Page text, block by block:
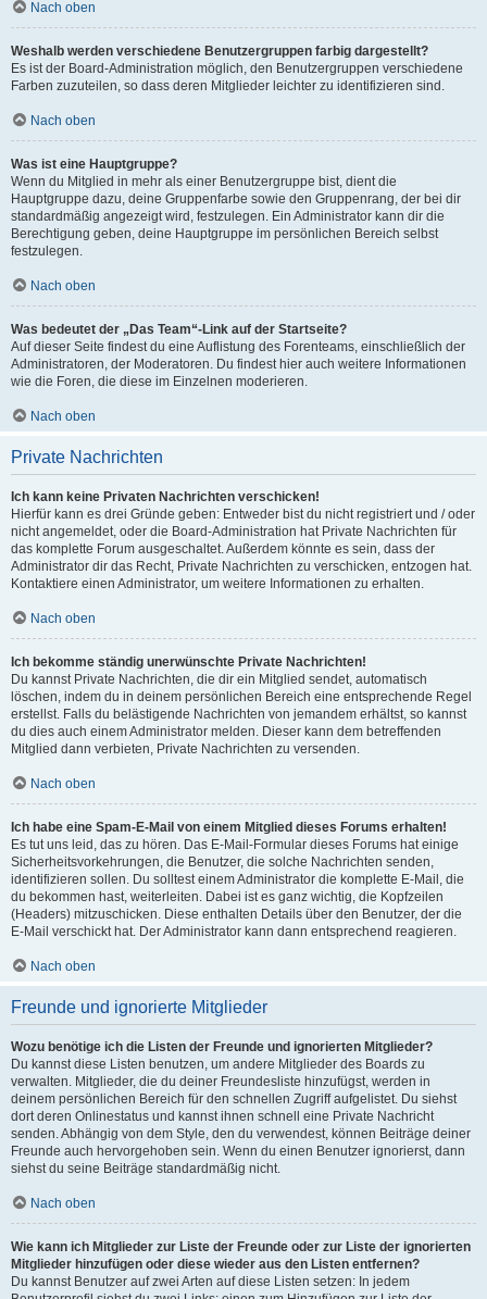
Nach oben
Weshalb werden verschiedene Benutzergruppen farbig dargestellt?
Es ist der Board-Administration möglich, den Benutzergruppen verschiedene
Farben zuzuteilen, so dass deren Mitglieder leichter zu identifizieren sind.
Nach oben
Was ist eine Hauptgruppe?
Wenn du Mitglied in mehr als einer Benutzergruppe bist, dient die
Hauptgruppe dazu, deine Gruppenfarbe sowie den Gruppenrang, der bei dir
standardmäßig angezeigt wird, festzulegen. Ein Administrator kann dir die
Berechtigung geben, deine Hauptgruppe im persönlichen Bereich selbst
festzulegen.
Nach oben
Was bedeutet der „Das Team“-Link auf der Startseite?
Auf dieser Seite findest du eine Auflistung des Forenteams, einschließlich der
Administratoren, der Moderatoren. Du findest hier auch weitere Informationen
wie die Foren, die diese im Einzelnen moderieren.
Nach oben
Private Nachrichten
Ich kann keine Privaten Nachrichten verschicken!
Hierfür kann es drei Gründe geben: Entweder bist du nicht registriert und / oder
nicht angemeldet, oder die Board-Administration hat Private Nachrichten für
das komplette Forum ausgeschaltet. Außerdem könnte es sein, dass der
Administrator dir das Recht, Private Nachrichten zu verschicken, entzogen hat.
Kontaktiere einen Administrator, um weitere Informationen zu erhalten.
Nach oben
Ich bekomme ständig unerwünschte Private Nachrichten!
Du kannst Private Nachrichten, die dir ein Mitglied sendet, automatisch
löschen, indem du in deinem persönlichen Bereich eine entsprechende Regel
erstellst. Falls du belästigende Nachrichten von jemandem erhältst, so kannst
du dies auch einem Administrator melden. Dieser kann dem betreffenden
Mitglied dann verbieten, Private Nachrichten zu versenden.
Nach oben
Ich habe eine Spam-E-Mail von einem Mitglied dieses Forums erhalten!
Es tut uns leid, das zu hören. Das E-Mail-Formular dieses Forums hat einige
Sicherheitsvorkehrungen, die Benutzer, die solche Nachrichten senden,
identifizieren sollen. Du solltest einem Administrator die komplette E-Mail, die
du bekommen hast, weiterleiten. Dabei ist es ganz wichtig, die Kopfzeilen
(Headers) mitzuschicken. Diese enthalten Details über den Benutzer, der die
E-Mail verschickt hat. Der Administrator kann dann entsprechend reagieren.
Nach oben
Freunde und ignorierte Mitglieder
Wozu benötige ich die Listen der Freunde und ignorierten Mitglieder?
Du kannst diese Listen benutzen, um andere Mitglieder des Boards zu
verwalten. Mitglieder, die du deiner Freundesliste hinzufügst, werden in
deinem persönlichen Bereich für den schnellen Zugriff aufgelistet. Du siehst
dort deren Onlinestatus und kannst ihnen schnell eine Private Nachricht
senden. Abhängig von dem Style, den du verwendest, können Beiträge deiner
Freunde auch hervorgehoben sein. Wenn du einen Benutzer ignorierst, dann
siehst du seine Beiträge standardmäßig nicht.
Nach oben
Wie kann ich Mitglieder zur Liste der Freunde oder zur Liste der ignorierten
Mitglieder hinzufügen oder diese wieder aus den Listen entfernen?
Du kannst Benutzer auf zwei Arten auf diese Listen setzen: In jedem